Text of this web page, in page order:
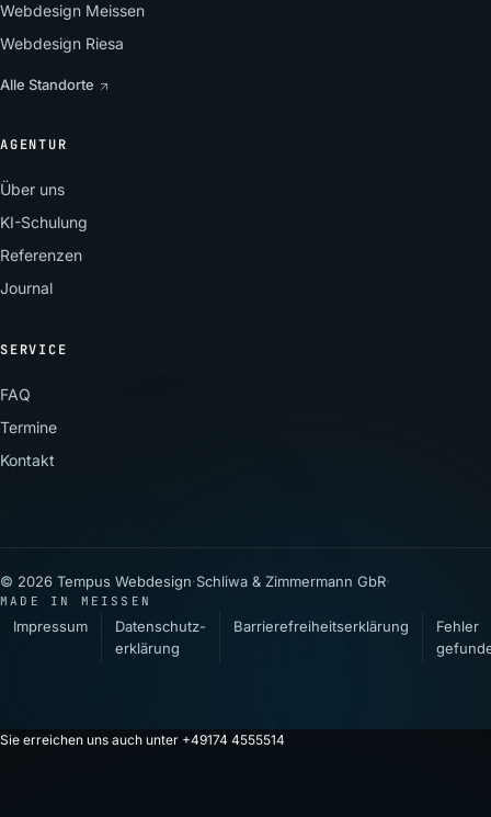
Webdesign Meissen
Webdesign Riesa
Alle Standorte
AGENTUR
Über uns
KI-Schulung
Referenzen
Journal
SERVICE
FAQ
Termine
Kontakt
© 2026 Tempus Webdesign·Schliwa & Zimmermann GbR·
MADE IN MEISSEN
Impressum
Datenschutz­
erklärung
Barrierefreiheitserklärung
Fehler
Sie erreichen uns auch unter +49174 4555514